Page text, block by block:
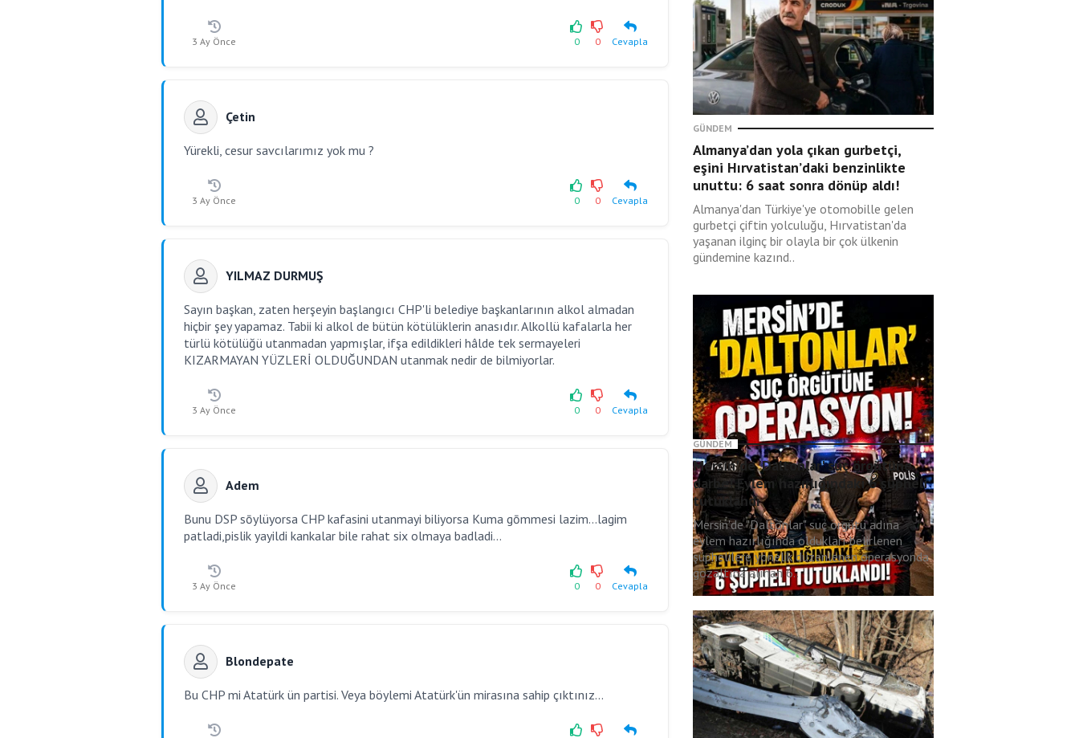
3 Ay Önce 0 0 Cevapla
Çetin
Yürekli, cesur savcılarımız yok mu ?
3 Ay Önce 0 0 Cevapla
YILMAZ DURMUŞ
Sayın başkan, zaten herşeyin başlangıcı CHP'li belediye başkanlarının alkol almadan
hiçbir şey yapamaz. Tabii ki alkol de bütün kötülüklerin anasıdır. Alkollü kafalarla her
türlü kötülüğü utanmadan yapmışlar, ifşa edildikleri hâlde tek sermayeleri
KIZARMAYAN YÜZLERİ OLDUĞUNDAN utanmak nedir de bilmiyorlar.
3 Ay Önce 0 0 Cevapla
Adem
Bunu DSP sōylüyorsa CHP kafasini utanmayi biliyorsa Kuma gōmmesi lazim...lagim
patladi,pislik yayildi kankalar bile rahat six olmaya badladi...
3 Ay Önce 0 0 Cevapla
Blondepate
Bu CHP mi Atatürk ün partisi. Veya böylemi Atatürk'ün mirasına sahip çıktınız...
GÜNDEM
Almanya’dan yola çıkan gurbetçi,
eşini Hırvatistan’daki benzinlikte
unuttu: 6 saat sonra dönüp aldı!
Almanya'dan Türkiye'ye otomobille gelen
gurbetçi çiftin yolculuğu, Hırvatistan'da
yaşanan ilginç bir olayla bir çok ülkenin
gündemine kazınd..
GÜNDEM
Mersin'de 'Daltonlar' suç örgütüne
darbe! Eylem hazırlığındaki 6 şüpheli
tutuklandı
Mersin'de "Daltonlar" suç örgütü adına
eylem hazırlığında oldukları belirlenen
şüphelilere yönelik düzenlenen operasyonda
gözaltına alınan 6..